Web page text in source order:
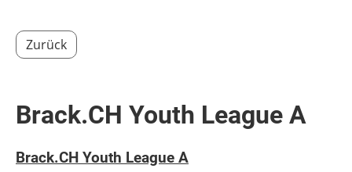
Zurück
Brack.CH Youth League A
Brack.CH Youth League A